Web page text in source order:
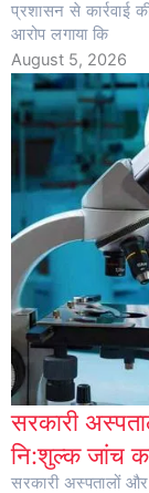
प्रशासन से कार्रवाई
आरोप लगाया कि
August 5, 2026
सरकारी
नि:शुल्क जांच
सरकारी अस्पतालों